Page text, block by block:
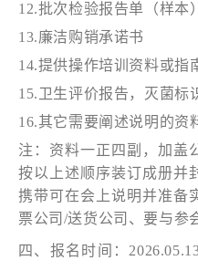
12.批次检验报告单（样本）
13.廉洁购销承诺书
14.提供操作培训资料或指
15.卫生评价报告，灭菌标
16.其它需要阐述说明的资
注：资料一正四副，加盖
按以上述顺序装订成册并
携带可在会上说明并准备
票公司 /送货公司、要与参
四、报名时间：